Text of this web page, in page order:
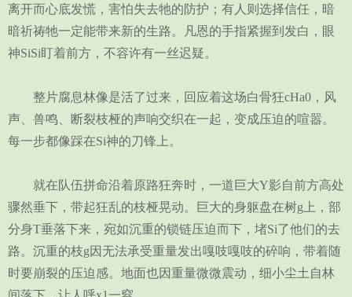
离开而心底发慌，害怕失去牠的防护；有人则选择信任，暗
暗祈祷牠一定能带来新的生路。凡恩的手指紧握到发白，眼
神SiSi盯着前方，不容许有一丝迟疑。
整片腐息林像是活了过来，回应着这场白骨狂cHa0，风
声、兽鸣、断裂枝桠的声响交织在一起，变成压迫的喧嚣。
每一步都像踩在Si神的刀锋上。
就在队伍拼命沿着原路狂奔时，一道巨大Y影自前方高处
骤然垂下，带起狂乱的枝桠晃动。巨大的身躯盘在树g上，部
分身T垂落下来，宛如沉重的锁链压迫而下，堵Si了他们的去
路。沉重的枝g因无法承受重量发出嘎吱嘎吱的碎响，带着随
时要崩裂的压迫感。地面也因重量微微震动，细小尘土自林